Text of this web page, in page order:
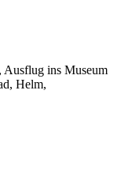
ins Museum
Helm,